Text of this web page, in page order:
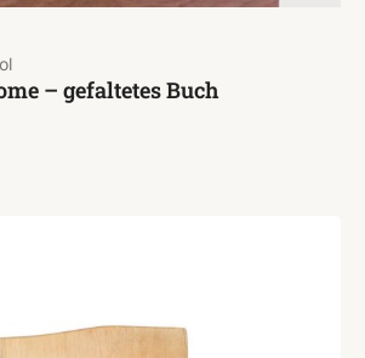
– gefaltetes Buch